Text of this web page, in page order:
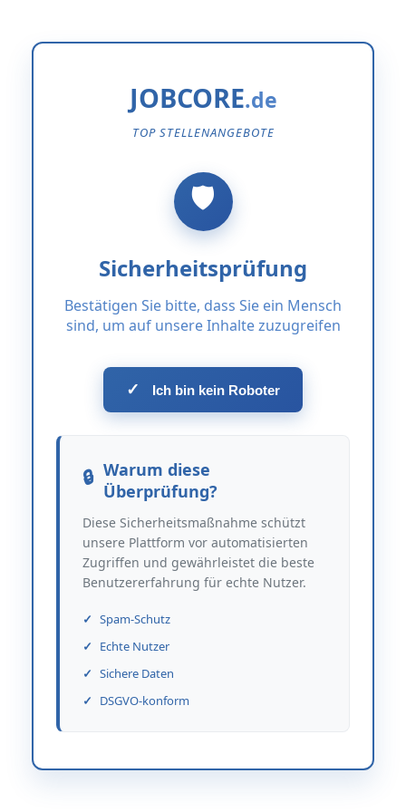
JOBCORE
TOP STELLENANGEBOTE
Sicherheitsprüfung
Bestätigen Sie bitte, dass Sie ein Mensch
sind, um auf unsere Inhalte zuzugreifen
✓ Ich bin kein Roboter
Warum diese
Überprüfung?
Diese Sicherheitsmaßnahme schützt
unsere Plattform vor automatisierten
Zugriffen und gewährleistet die beste
Benutzererfahrung für echte Nutzer.
Spam-Schutz
Echte Nutzer
Sichere Daten
DSGVO-konform